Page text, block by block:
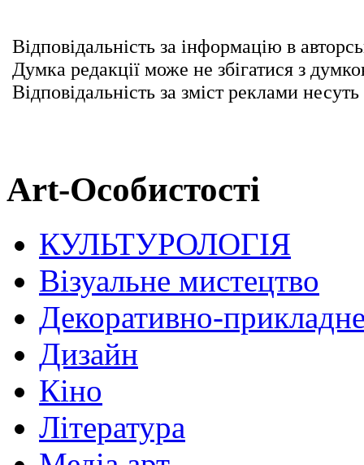
Відповідальність за інформацію в
Думка редакції може не збігатися з
Відповідальність за зміст реклами
Art-Особистості
КУЛЬТУРОЛОГІЯ
Візуальне мистецтво
Декоративно-
Дизайн
Кіно
Література